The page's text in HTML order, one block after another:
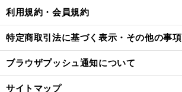
利用規約・会員規約
特定商取引法に基づく表示・その他の事項
ブラウザプッシュ通知について
サイトマップ